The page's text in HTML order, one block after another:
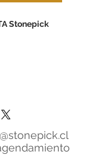
Stonepick